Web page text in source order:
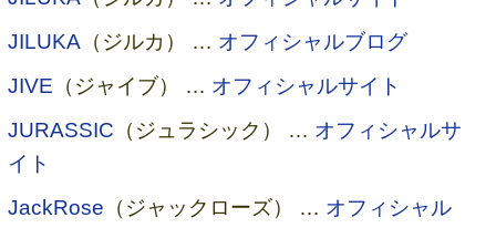
JILUKA （ジルカ） … オフィシャルブログ
JIVE （ジャイブ） … オフィシャルサイト
JURASSIC （ジュラシック） … オフィシャルサ
イト
JackRose （ジャックローズ） … オフィシャル